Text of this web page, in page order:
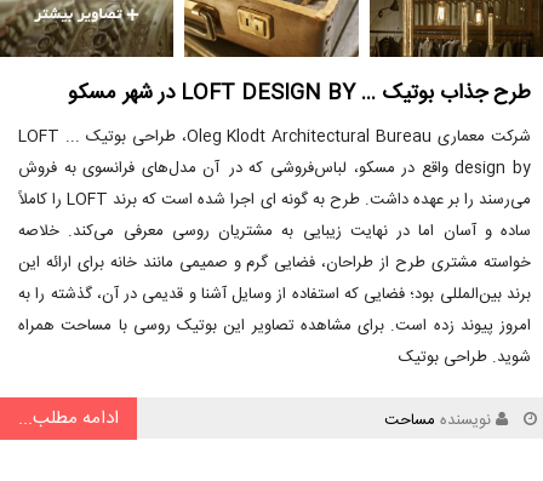
طرح جذاب بوتیک … LOFT DESIGN BY در شهر مسکو
شرکت معماری Oleg Klodt Architectural Bureau، طراحی بوتیک ... LOFT
design by واقع در مسکو، لباس‌فروشی که در آن مدل‌های فرانسوی به فروش
می‌رسند را بر عهده داشت. طرح به گونه ای اجرا شده است که برند LOFT را کاملاً
ساده و آسان اما در نهایت زیبایی به مشتریان روسی معرفی می‌کند. خلاصه
خواسته مشتری طرح از طراحان، فضایی گرم و صمیمی مانند خانه برای ارائه این
برند بین‌المللی بود؛ فضایی که استفاده از وسایل آشنا و قدیمی در آن، گذشته را به
امروز پیوند زده است. برای مشاهده تصاویر این بوتیک روسی با مساحت همراه
شوید. طراحی بوتیک
نویسنده مساحت ادامه مطلب...